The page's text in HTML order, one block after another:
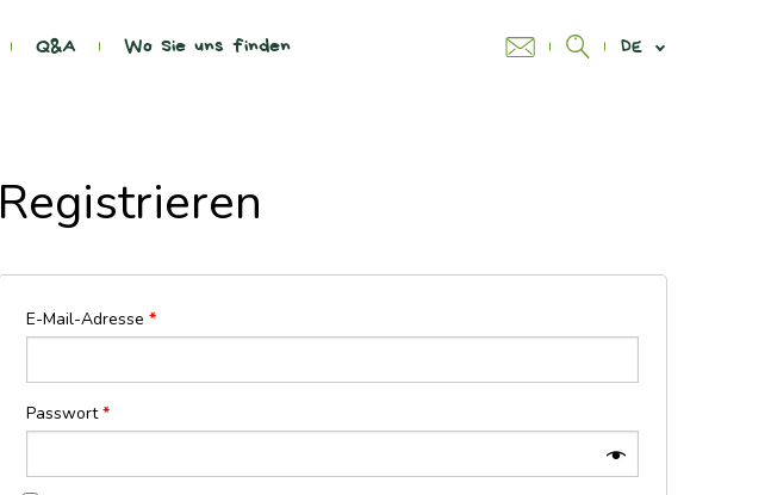
Q&A Wo Sie uns finden DE
Registrieren
E-Mail-Adresse*
Passwort*